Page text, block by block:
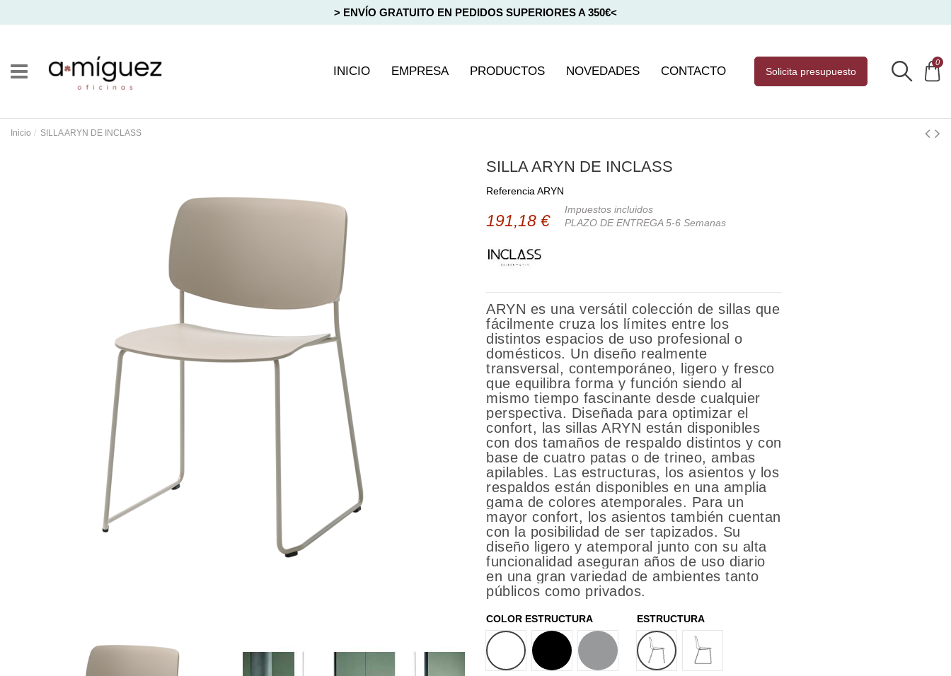
> ENVÍO GRATUITO EN PEDIDOS SUPERIORES A 350€<
INICIO EMPRESA PRODUCTOS NOVEDADES CONTACTO solicita presupuesto
0
Inicio SILLA ARYN DE INCLASS
SILLA ARYN DE INCLASS
Referencia ARYN
191,18 €
Impuestos incluidos
PLAZO DE ENTREGA 5-6 Semanas
ARYN es una versátil colección de sillas que
fácilmente cruza los límites entre los
distintos espacios de uso profesional o
domésticos. Un diseño realmente
transversal, contemporáneo, ligero y fresco
que equilibra forma y función siendo al
mismo tiempo fascinante desde cualquier
perspectiva. Diseñada para optimizar el
confort, las sillas ARYN están disponibles
con dos tamaños de respaldo distintos y con
base de cuatro patas o de trineo, ambas
apilables. Las estructuras, los asientos y los
respaldos están disponibles en una amplia
gama de colores atemporales. Para un
mayor confort, los asientos también cuentan
con la posibilidad de ser tapizados. Su
diseño ligero y atemporal junto con su alta
funcionalidad aseguran años de uso diario
en una gran variedad de ambientes tanto
públicos como privados.
COLOR ESTRUCTURA
BLANCO
NEGRO GRIS ALUMINIO
ESTRUCTURA
4 PATAS